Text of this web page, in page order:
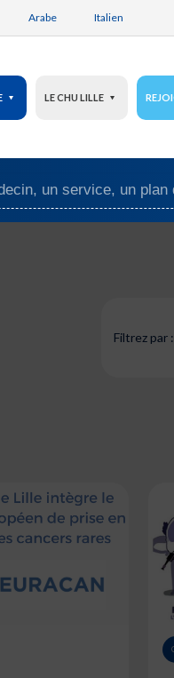
Arabe Italien
LE CHU LILLE
Filtrez par :